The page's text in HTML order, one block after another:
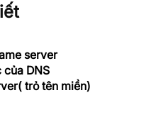
server
DNS
trỏ tên miền)